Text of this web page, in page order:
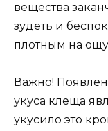
вещества
зудеть и
плотным на
Важно!
укуса клеща
укусило это